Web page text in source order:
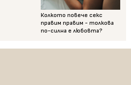
Колкото повече секс
правим правим - толкова
по-силна е любовта?